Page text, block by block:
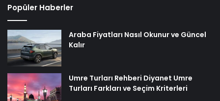
Popüler Haberler
Araba Fiyatları Nasıl Okunur ve Güncel
Kalır
Umre Turları Rehberi Diyanet Umre
Turları Farkları ve Seçim Kriterleri